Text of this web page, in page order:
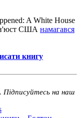
A White House
США намагався
книгу
Підписуйтесь на наш